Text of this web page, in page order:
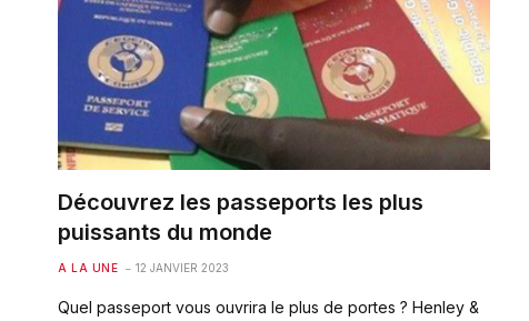
Découvrez les passeports les plus
puissants du monde
A LA UNE 12 JANVIER 2023
Quel passeport vous ouvrira le plus de portes ? Henley &